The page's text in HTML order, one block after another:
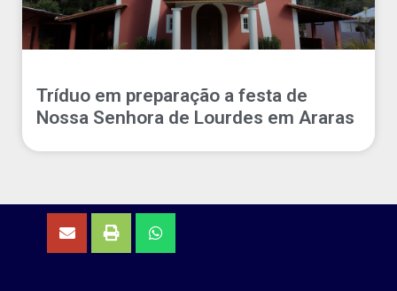
Tríduo em preparação a festa de
Nossa Senhora de Lourdes em Araras